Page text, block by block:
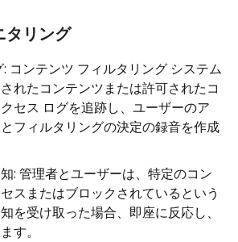
タリング
コンテンツ フィルタリング システム
れたコンテンツまたは許可されたコ
セス ログを追跡し、ユーザーのア
フィルタリングの決定の録音を作成
: 管理者とユーザーは、特定のコン
スまたはブロックされているという
を受け取った場合、即座に反応し、
す。